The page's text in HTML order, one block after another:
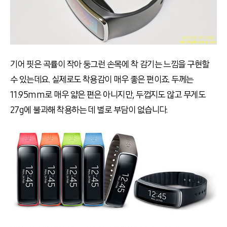
기어 핏은 곡률이 작아 둥그런 손목에 착 감기는 느낌을 구현할
수 있는데요. 실제로도 착용감이 매우 좋은 편이죠. 두께는
11.95mm로 매우 얇은 편은 아니지만, 두껍지도 않고 무게도
27g에 불과해 착용하는 데 별로 부담이 없습니다.